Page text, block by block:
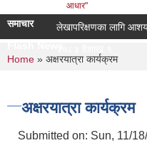
आधार"
समाचारलेखापरिक्षणका लागि आशयपत्र
You are here
Home » अक्षरयात्रा कार्यक्रम
अक्षरयात्रा कार्यक्रम
Submitted on: Sun, 11/